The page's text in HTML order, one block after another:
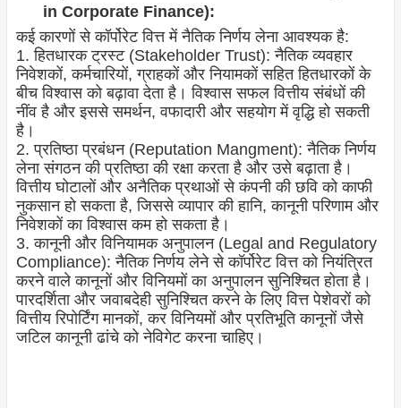
in Corporate Finance):
कई कारणों से कॉर्पोरेट वित्त में नैतिक निर्णय लेना आवश्यक है:
1. हितधारक ट्रस्ट (Stakeholder Trust): नैतिक व्यवहार
निवेशकों, कर्मचारियों, ग्राहकों और नियामकों सहित हितधारकों के
बीच विश्वास को बढ़ावा देता है। विश्वास सफल वित्तीय संबंधों की
नींव है और इससे समर्थन, वफादारी और सहयोग में वृद्धि हो सकती
है।
2. प्रतिष्ठा प्रबंधन (Reputation Mangment): नैतिक निर्णय
लेना संगठन की प्रतिष्ठा की रक्षा करता है और उसे बढ़ाता है।
वित्तीय घोटालों और अनैतिक प्रथाओं से कंपनी की छवि को काफी
नुकसान हो सकता है, जिससे व्यापार की हानि, कानूनी परिणाम और
निवेशकों का विश्वास कम हो सकता है।
3. कानूनी और विनियामक अनुपालन (Legal and Regulatory
Compliance): नैतिक निर्णय लेने से कॉर्पोरेट वित्त को नियंत्रित
करने वाले कानूनों और विनियमों का अनुपालन सुनिश्चित होता है।
पारदर्शिता और जवाबदेही सुनिश्चित करने के लिए वित्त पेशेवरों को
वित्तीय रिपोर्टिंग मानकों, कर विनियमों और प्रतिभूति कानूनों जैसे
जटिल कानूनी ढांचे को नेविगेट करना चाहिए।